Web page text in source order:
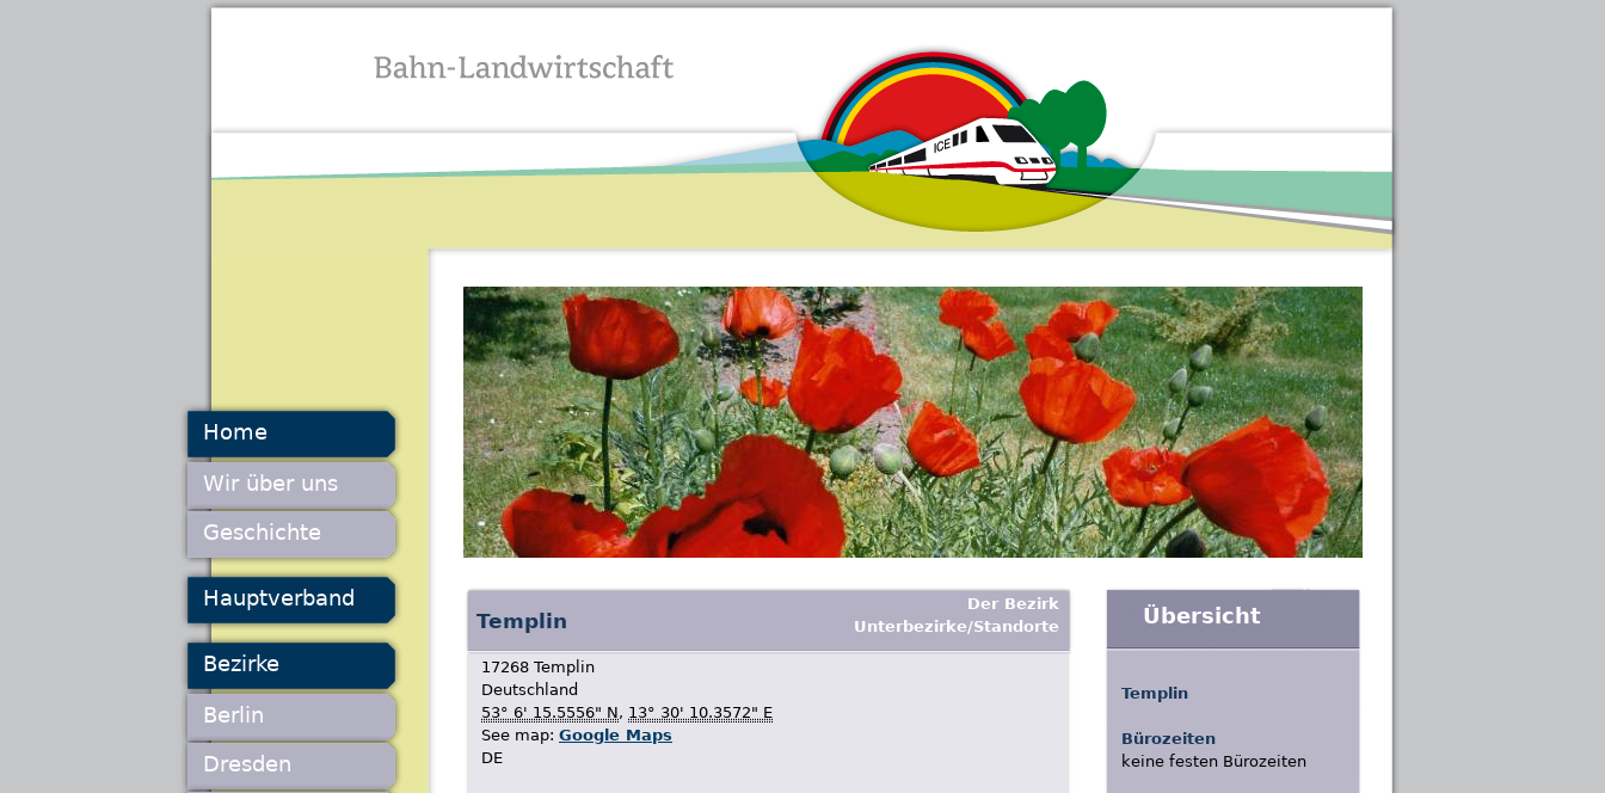
Jump to navigation
Der Bezirk
Unterbezirke/Standorte
Templin
17268 Templin
Deutschland
53° 6' 15.5556" N, 13° 30' 10.3572" E
See map: Google Maps
DE
Home
Wir über uns
Geschichte
Hauptverband
Bezirke
Berlin
Dresden
Übersicht
Templin
Bürozeiten
keine festen Bürozeiten